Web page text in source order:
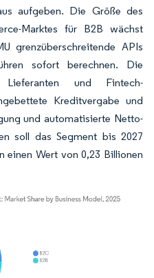
aufgeben. Die Größe des
Marktes für B2B wächst
grenzüberschreitende APIs
sofort berechnen. Die
Lieferanten und Fintech-
Kreditvergabe und
und automatisierte Netto-
soll das Segment bis 2027
einen Wert von 0,23 Billionen